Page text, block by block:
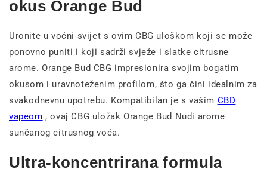
okus Orange Bud
Uronite u voćni svijet s ovim CBG uloškom koji se može
ponovno puniti i koji sadrži svježe i slatke citrusne
arome. Orange Bud CBG impresionira svojim bogatim
okusom i uravnoteženim profilom, što ga čini idealnim za
svakodnevnu upotrebu. Kompatibilan je s vašim CBD
vapeom , ovaj CBG uložak Orange Bud Nudi arome
sunčanog citrusnog voća.
Ultra-koncentrirana formula